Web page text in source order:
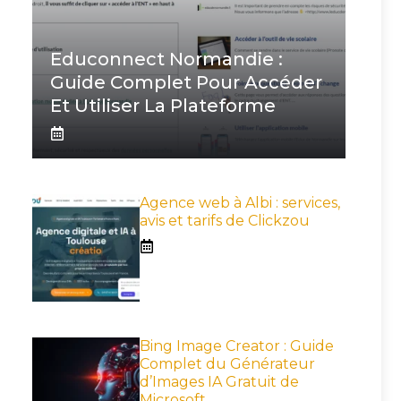
Educonnect Normandie :
Guide Complet Pour Accéder
Et Utiliser La Plateforme
Agence web à Albi : services,
avis et tarifs de Clickzou
Bing Image Creator : Guide
Complet du Générateur
d’Images IA Gratuit de